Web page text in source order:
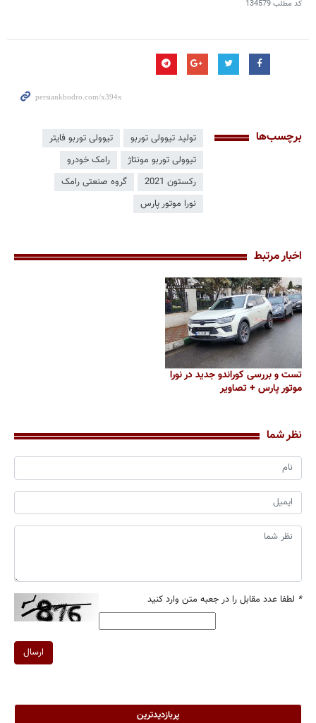
کد مطلب134579
برچسب‌ها تولید تیوولی توربو
تیوولی توربو فایتر
تیوولی توربو مونتاژ
رامک خودرو
رکستون 2021
گروه صنعتی رامک
نورا موتور پارس
اخبار مرتبط
تست و بررسی کوراندو جدید در نورا
موتور پارس + تصاویر
نظر شما
* لطفا عدد مقابل را در جعبه متن وارد کنید
ارسال
پربازدیدترین